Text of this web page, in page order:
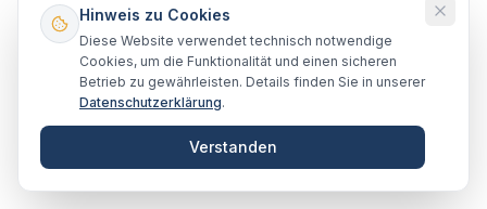
Hinweis zu Cookies
Diese Website verwendet technisch notwendige
Cookies, um die Funktionalität und einen sicheren
Betrieb zu gewährleisten. Details finden Sie in unserer
Datenschutzerklärung.
Verstanden
entsteht, wenn eine Auflassungsvormerkung für einen
Erwerber im Grundbuch eingetragen ist und dieser
Erwerber Besitz an der erworbenen Wohnung hat.
15. Februar 2020 Lesen